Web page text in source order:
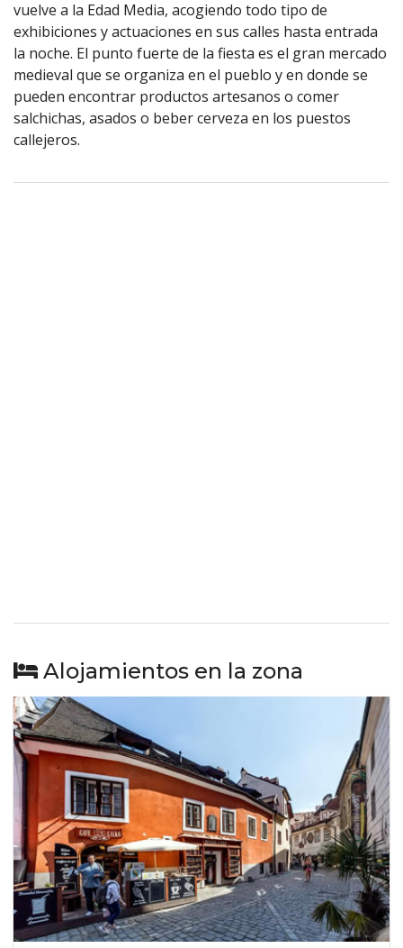
vuelve a la Edad Media, acogiendo todo tipo de
exhibiciones y actuaciones en sus calles hasta entrada
la noche. El punto fuerte de la fiesta es el gran mercado
medieval que se organiza en el pueblo y en donde se
pueden encontrar productos artesanos o comer
salchichas, asados o beber cerveza en los puestos
callejeros.
Alojamientos en la zona